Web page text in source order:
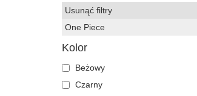
Usunąć filtry
One Piece
Kolor
Beżowy
Czarny